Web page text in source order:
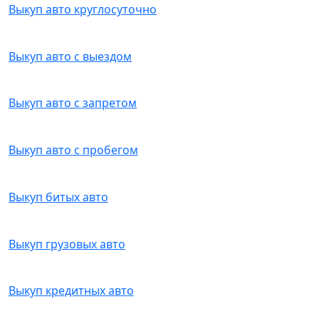
Выкуп авто круглосуточно
Выкуп авто с выездом
Выкуп авто с запретом
Выкуп авто с пробегом
Выкуп битых авто
Выкуп грузовых авто
Выкуп кредитных авто